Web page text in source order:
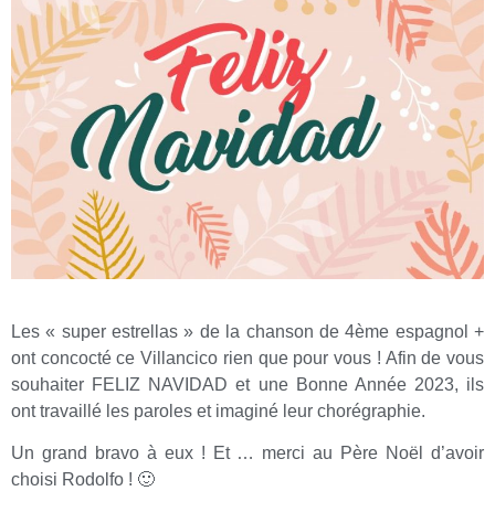
Les « super estrellas » de la chanson de 4ème espagnol +
ont concocté ce Villancico rien que pour vous ! Afin de vous
souhaiter FELIZ NAVIDAD et une Bonne Année 2023, ils
ont travaillé les paroles et imaginé leur chorégraphie.
Un grand bravo à eux ! Et … merci au Père Noël d’avoir
choisi Rodolfo ! 🙂